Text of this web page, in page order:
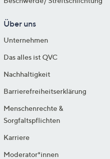
Über uns
Unternehmen
Das alles ist QVC
Nachhaltigkeit
Barrierefreiheitserklärung
Menschenrechte &
Sorgfaltspflichten
Karriere
Moderator*innen